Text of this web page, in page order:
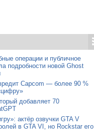
операции и публичное
подробности новой Ghost
Capcom — более 90 %
добавляет 70
актёр озвучки GTA V
в GTA VI, но Rockstar его